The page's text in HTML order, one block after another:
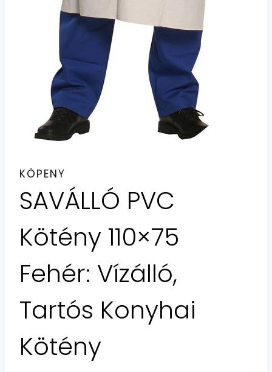
KÖPENY
SAVÁLLÓ PVC
Kötény 110×75
Fehér: Vízálló,
Tartós Konyhai
Kötény